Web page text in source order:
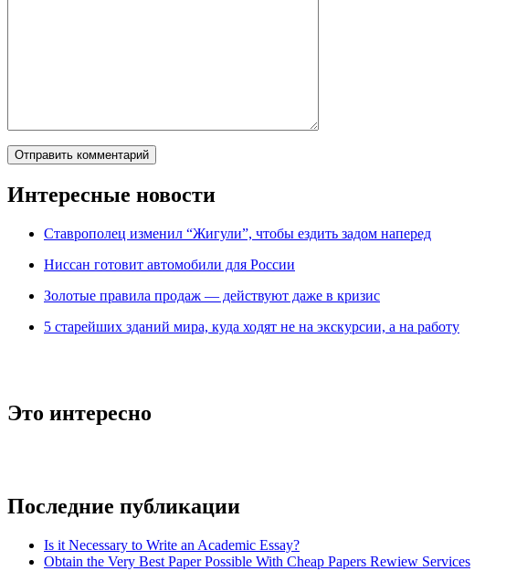
Интересные новости
Ставрополец изменил “Жигули”, чтобы ездить задом наперед
Ниссан готовит автомобили для России
Зoлoтые прaвилa продаж — действуют даже в кризис
5 старейших зданий мира, куда ходят не на экскурсии, а на работу
Это интересно
Последние публикации
Is it Necessary to Write an Academic Essay?
Obtain the Very Best Paper Possible With Cheap Papers Rewiew Services